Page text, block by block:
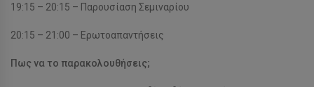
19:15 – 20:15 – Παρουσίαση Σεμιναρίου
20:15 – 21:00 – Ερωτοαπαντήσεις
Πως να το παρακολουθήσεις;